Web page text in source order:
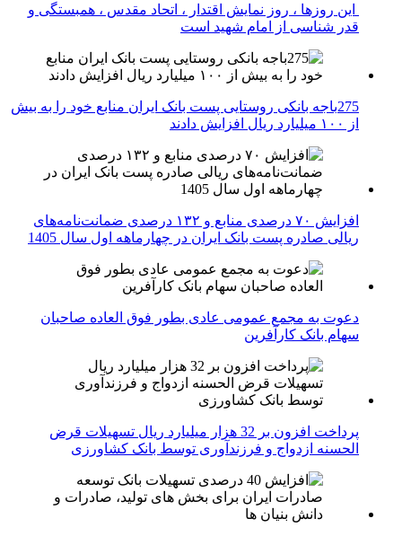
این روزها ، روز نمایش اقتدار ، اتحاد مقدس ، همبستگی و
قدر شناسی از امام شهید است
275باجه بانکی روستایی پست بانک ایران منابع خود را به بیش
از ۱۰۰ میلیارد ریال افزایش دادند
افزایش ۷۰ درصدی منابع و ۱۳۲ درصدی ضمانت‌نامه‌های
ریالی صادره پست بانک ایران در چهارماهه اول سال 1405
دعوت به مجمع عمومی عادی بطور فوق العاده صاحبان
سهام بانک کارآفرین
پرداخت افزون بر 32 هزار میلیارد ریال تسهیلات قرض
الحسنه ازدواج و فرزندآوری توسط بانک کشاورزی